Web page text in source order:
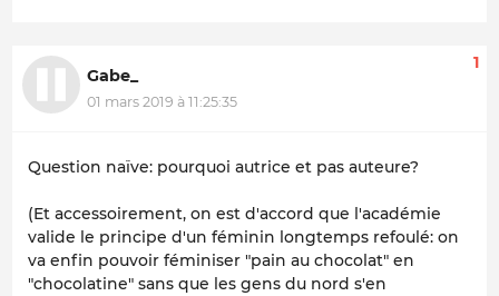
Gabe_
01 mars 2019 à 11:25:35
1
Question naïve: pourquoi autrice et pas auteure?
(Et accessoirement, on est d'accord que l'académie
valide le principe d'un féminin longtemps refoulé: on
va enfin pouvoir féminiser "pain au chocolat" en
"chocolatine" sans que les gens du nord s'en